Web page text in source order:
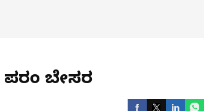
ಪರಂ ಬೇಸರ